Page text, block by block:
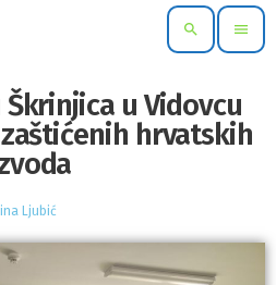
search menu
u Vidovcu
hrvatskih
Ljubić